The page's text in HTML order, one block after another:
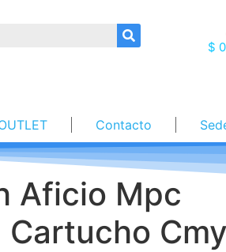
$ 0
Contacto
Aficio Mpc